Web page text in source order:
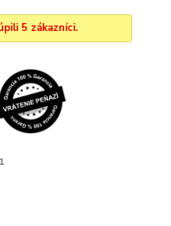
5 zákazníci.